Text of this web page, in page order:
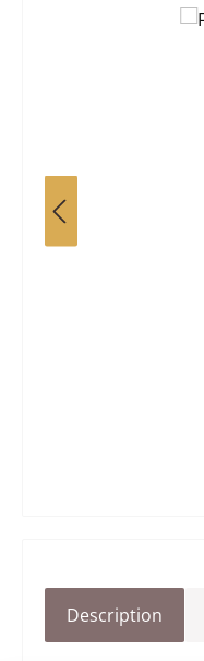
Description